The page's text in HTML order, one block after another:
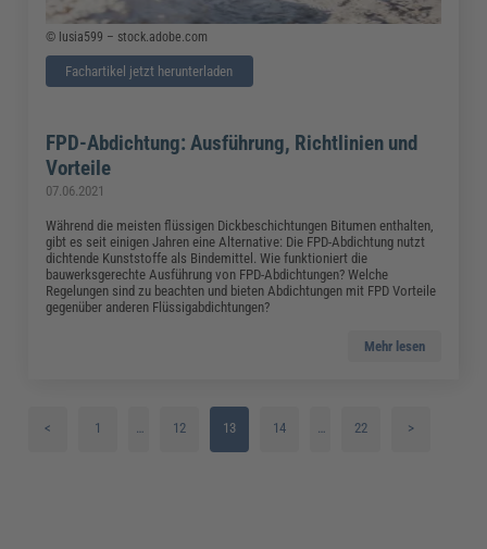
© lusia599 – stock.adobe.com
Fachartikel jetzt herunterladen
FPD-Abdichtung: Ausführung, Richtlinien und
Vorteile
07.06.2021
Während die meisten flüssigen Dickbeschichtungen Bitumen enthalten,
gibt es seit einigen Jahren eine Alternative: Die FPD-Abdichtung nutzt
dichtende Kunststoffe als Bindemittel. Wie funktioniert die
bauwerksgerechte Ausführung von FPD-Abdichtungen? Welche
Regelungen sind zu beachten und bieten Abdichtungen mit FPD Vorteile
gegenüber anderen Flüssigabdichtungen?
Mehr lesen
< 1 … 12 13 14 … 22 >